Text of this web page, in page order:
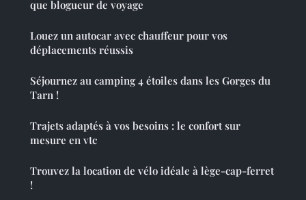
que blogueur de voyage
Louez un autocar avec chauffeur pour vos
déplacements réussis
Séjournez au camping 4 étoiles dans les Gorges du
Tarn !
Trajets adaptés à vos besoins : le confort sur
mesure en vtc
Trouvez la location de vélo idéale à lège-cap-ferret
!